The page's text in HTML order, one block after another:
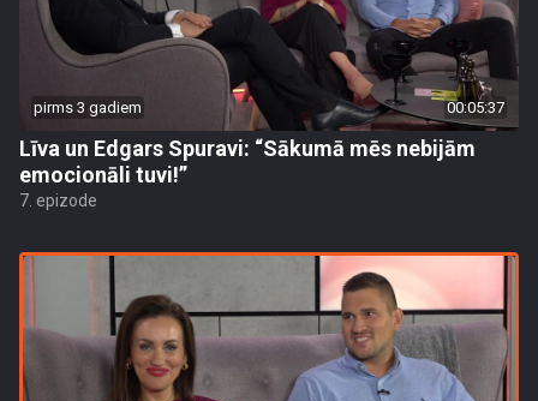
pirms 3 gadiem 00:05:37
Līva un Edgars Spuravi: “Sākumā mēs nebijām
emocionāli tuvi!”
7. epizode